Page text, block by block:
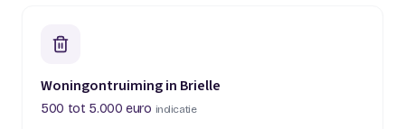
Woningontruiming in Brielle
500 tot 5.000 euro indicatie